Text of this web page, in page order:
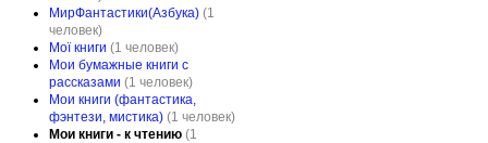
МирФантастики(Азбука) (1
человек)
Мої книги (1 человек)
Мои бумажные книги с
рассказами (1 человек)
Мои книги (фантастика,
фэнтези, мистика) (1 человек)
Мои книги - к чтению (1